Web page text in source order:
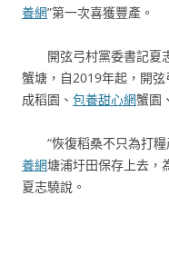
養網”第一次喜獲豐產。
開弦弓村黨委書記夏
蟹塘，自2019年起，開
成稻園、 包養甜心網蟹園
“恢復稻桑不只為打
養網塘浦圩田保存上去，
夏志驍說。